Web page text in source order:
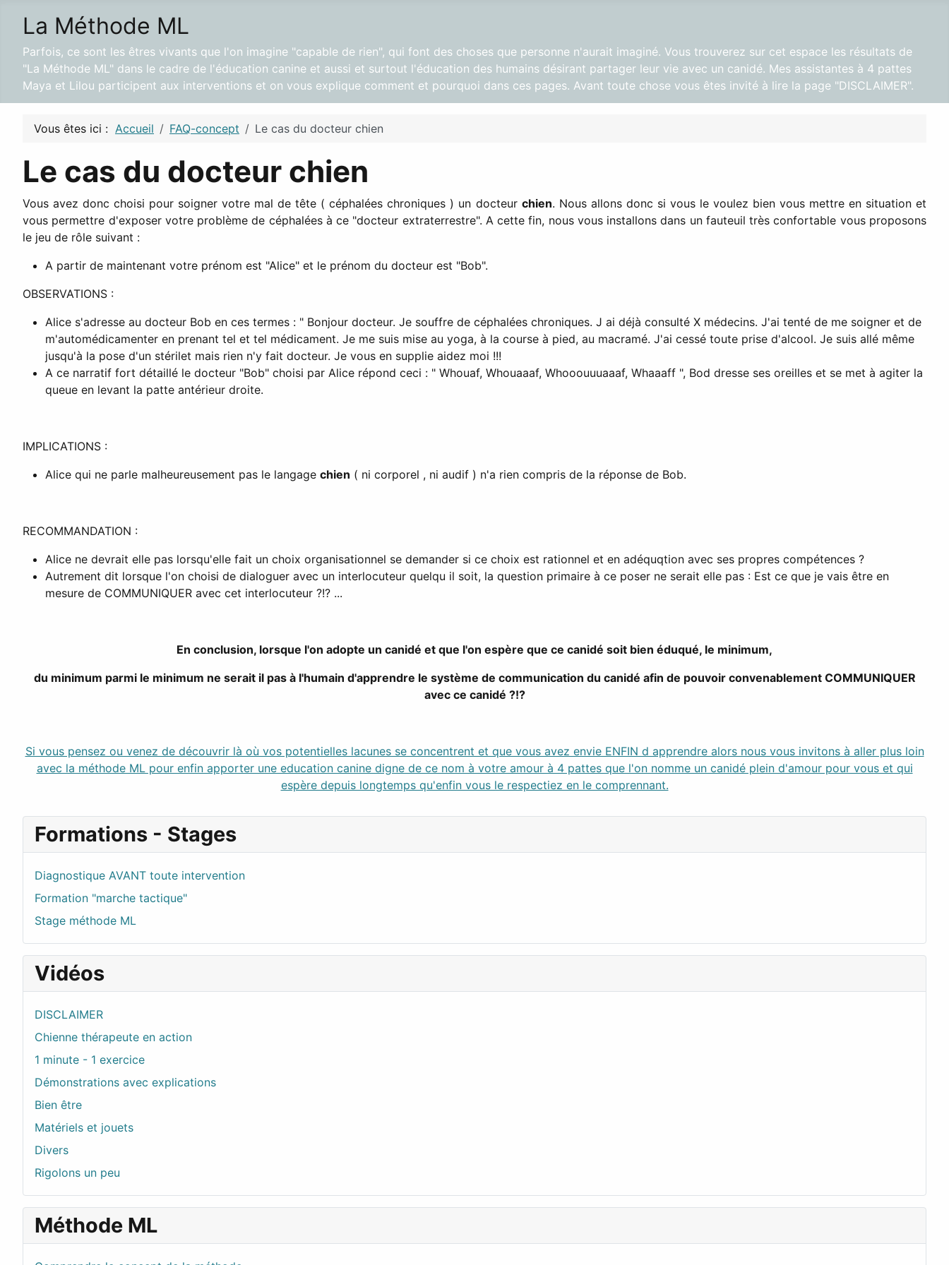
La Méthode ML
Parfois, ce sont les êtres vivants que l'on imagine "capable de rien", qui font des choses que personne n'aurait imaginé. Vous trouverez sur cet espace les résultats de
"La Méthode ML" dans le cadre de l'éducation canine et aussi et surtout l'éducation des humains désirant partager leur vie avec un canidé. Mes assistantes à 4 pattes
Maya et Lilou participent aux interventions et on vous explique comment et pourquoi dans ces pages. Avant toute chose vous êtes invité à lire la page "DISCLAIMER".
Formations - Stages
Diagnostique AVANT toute intervention
Formation "marche tactique"
Stage méthode ML
Vidéos
DISCLAIMER
Chienne thérapeute en action
1 minute - 1 exercice
Démonstrations avec explications
Bien être
Matériels et jouets
Divers
Rigolons un peu
Méthode ML
Vous êtes ici : Accueil FAQ-concept Le cas du docteur chien
Le cas du docteur chien
Vous avez donc choisi pour soigner votre mal de tête ( céphalées chroniques ) un docteur chien. Nous allons donc si vous le voulez bien vous mettre en situation et
vous permettre d'exposer votre problème de céphalées à ce "docteur extraterrestre". A cette fin, nous vous installons dans un fauteuil très confortable vous proposons
le jeu de rôle suivant :
A partir de maintenant votre prénom est "Alice" et le prénom du docteur est "Bob".
OBSERVATIONS :
Alice s'adresse au docteur Bob en ces termes : " Bonjour docteur. Je souffre de céphalées chroniques. J ai déjà consulté X médecins. J'ai tenté de me soigner et de
m'automédicamenter en prenant tel et tel médicament. Je me suis mise au yoga, à la course à pied, au macramé. J'ai cessé toute prise d'alcool. Je suis allé même
jusqu'à la pose d'un stérilet mais rien n'y fait docteur. Je vous en supplie aidez moi !!!
A ce narratif fort détaillé le docteur "Bob" choisi par Alice répond ceci : " Whouaf, Whouaaaf, Whooouuuaaaf, Whaaaff ", Bod dresse ses oreilles et se met à agiter la
queue en levant la patte antérieur droite.
IMPLICATIONS :
Alice qui ne parle malheureusement pas le langage chien ( ni corporel , ni audif ) n'a rien compris de la réponse de Bob.
RECOMMANDATION :
Alice ne devrait elle pas lorsqu'elle fait un choix organisationnel se demander si ce choix est rationnel et en adéquqtion avec ses propres compétences ?
Autrement dit lorsque l'on choisi de dialoguer avec un interlocuteur quelqu il soit, la question primaire à ce poser ne serait elle pas : Est ce que je vais être en
mesure de COMMUNIQUER avec cet interlocuteur ?!? ...
En conclusion, lorsque l'on adopte un canidé et que l'on espère que ce canidé soit bien éduqué, le minimum,
du minimum parmi le minimum ne serait il pas à l'humain d'apprendre le système de communication du canidé afin de pouvoir convenablement COMMUNIQUER
avec ce canidé ?!?
Si vous pensez ou venez de découvrir là où vos potentielles lacunes se concentrent et que vous avez envie ENFIN d apprendre alors nous vous invitons à aller plus loin
avec la méthode ML pour enfin apporter une education canine digne de ce nom à votre amour à 4 pattes que l'on nomme un canidé plein d'amour pour vous et qui
espère depuis longtemps qu'enfin vous le respectiez en le comprennant.